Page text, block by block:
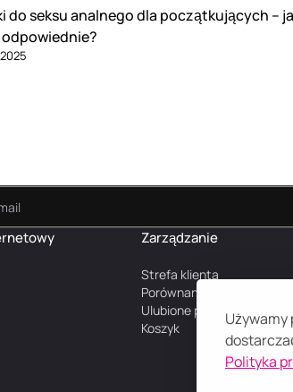
Używamy
Polityka
do seksu analnego dla początkujących –
Zarządzanie
Strefa klienta
Porównanie produktów
Ulubione produkty
Koszyk